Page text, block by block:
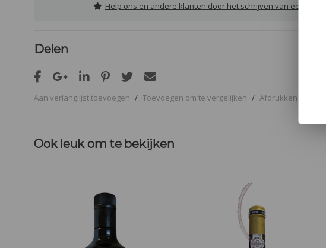
Help ons en andere klanten door het schrijven van een review
Delen
Aan verlanglijst toevoegen / Toevoegen om te vergelijken / Afdrukken
Ook leuk om te bekijken